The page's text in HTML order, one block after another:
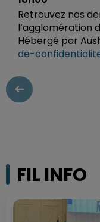
Retrouvez nos
l’agglomération
Hébergé par
de-
FIL INFO